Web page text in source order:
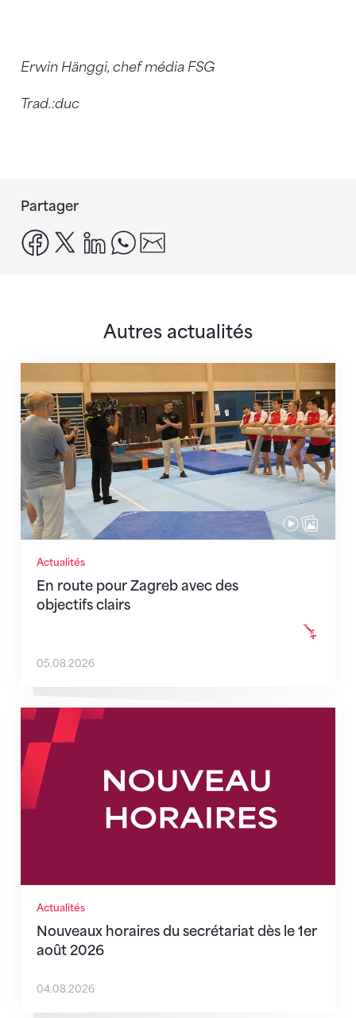
Erwin Hänggi, chef média FSG
Trad.:duc
Partager
facebook
x linkedinwhatsapp
Autres actualités
Actualités
En route pour Zagreb avec des
objectifs clairs
En route pour Zagreb avec des objectifs clairs
05.08.2026
Actualités
Nouveaux horaires du secrétariat dès le 1er
août 2026
Nouveaux horaires du secrétariat dès le 1er août
04.08.2026